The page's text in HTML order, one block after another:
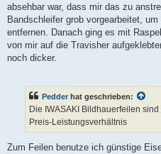
absehbar war, dass mir das zu
Bandschleifer grob vorgearbeitet,
entfernen. Danach ging es mit
von mir auf die Travisher
noch dicker.
Pedder hat geschrieben:
Die IWASAKI Bildhauerfeilen
Preis-Leistungsverhältnis
Zum Feilen benutze ich günstige